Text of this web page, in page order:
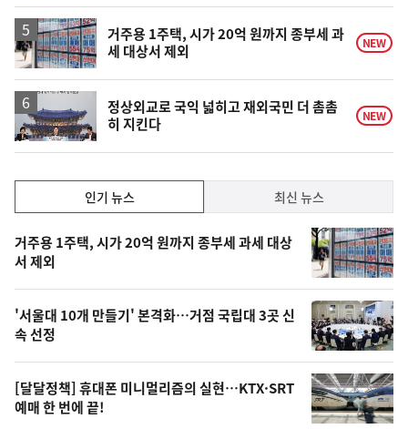
하
락
거주용 1주택, 시가 20억 원까지 종부세 과
세 대상서 제외
NEW
정상외교로 국익 넓히고 재외국민 더 촘촘
히 지킨다
NEW
기,
최
신,
오
늘
의
영
상
인기 뉴스 최신 뉴스
기
뉴
스
거주용 1주택, 시가 20억 원까지 종부세 과세 대상
서 제외
'서울대 10개 만들기' 본격화…거점 국립대 3곳 신
속 선정
[달달정책] 휴대폰 미니멀리즘의 실현…KTX·SRT
예매 한 번에 끝!